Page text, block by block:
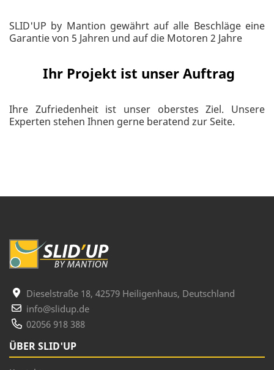
SLID'UP by Mantion gewährt auf alle Beschläge eine
Garantie von 5 Jahren und auf die Motoren 2 Jahre
Ihr Projekt ist unser Auftrag
Ihre Zufriedenheit ist unser oberstes Ziel. Unsere
Experten stehen Ihnen gerne beratend zur Seite.
Dieselstraße 18, 42579 Heiligenhaus, Deutschland
info@slidup.de
02056 918 388
ÜBER SLID'UP